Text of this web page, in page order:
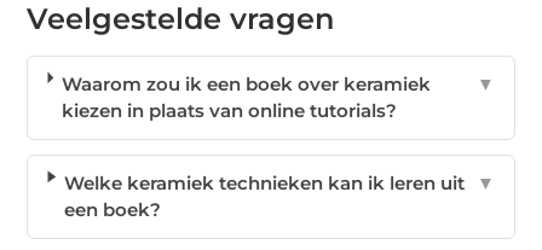
Veelgestelde vragen
Waarom zou ik een boek over keramiek
kiezen in plaats van online tutorials?
▼
Welke keramiek technieken kan ik leren uit
een boek?
▼